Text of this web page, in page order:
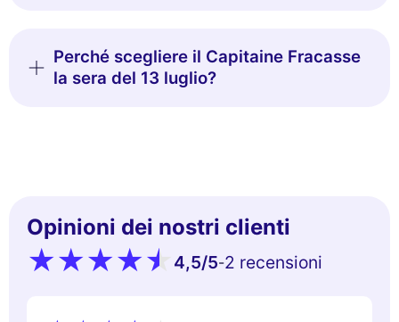
Perché scegliere il Capitaine Fracasse
la sera del 13 luglio?
Opinioni dei nostri clienti
4,5/5-2 recensioni